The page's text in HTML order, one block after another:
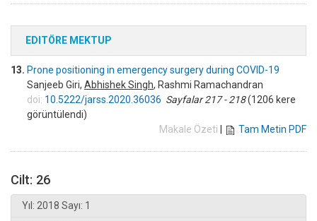
EDITÖRE MEKTUP
13. Prone positioning in emergency surgery during COVID-19
Sanjeeb Giri, Abhishek Singh, Rashmi Ramachandran
doi: 10.5222/jarss.2020.36036 Sayfalar 217 - 218(1206 kere
görüntülendi)
Makale Özeti
Tam Metin PDF
Cilt: 26
Yıl: 2018 Sayı: 1